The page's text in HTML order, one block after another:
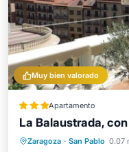
Muy bien valorado
Apartamento
La Balaustrada,
Zaragoza · San Pablo 0.07
Aparcamiento